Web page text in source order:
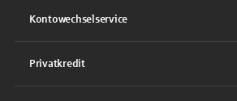
Kontowechselservice
Privatkredit